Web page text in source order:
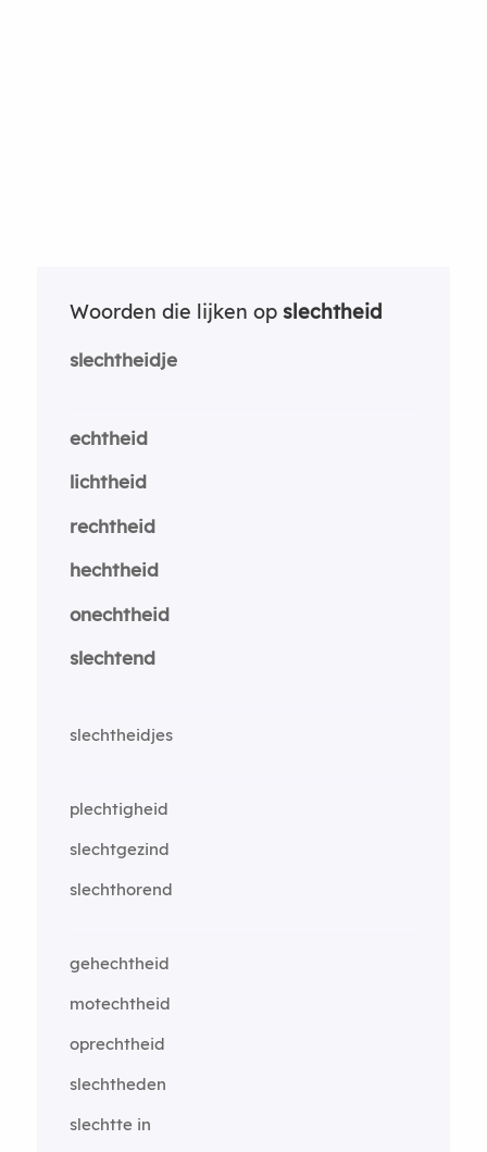
Woorden die lijken op slechtheid
slechtheidje
echtheid
lichtheid
rechtheid
hechtheid
onechtheid
slechtend
slechtheidjes
plechtigheid
slechtgezind
slechthorend
gehechtheid
motechtheid
oprechtheid
slechtheden
slechtte in